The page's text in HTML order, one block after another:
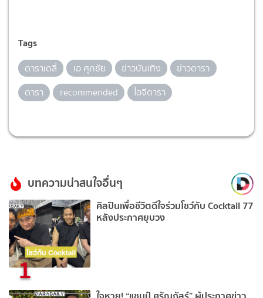
Tags
ดาราเดลี่ เอ ศุภชัย ข่าวบันเทิง
ข่าวดารา
ดารา
recommended ไอจีดารา
บทความน่าสนใจอื่นๆ
1
ศิลปินเพื่อชีวิตดีใจร่วมโชว์กับ Cocktail 77
หลังประกาศยุบวง